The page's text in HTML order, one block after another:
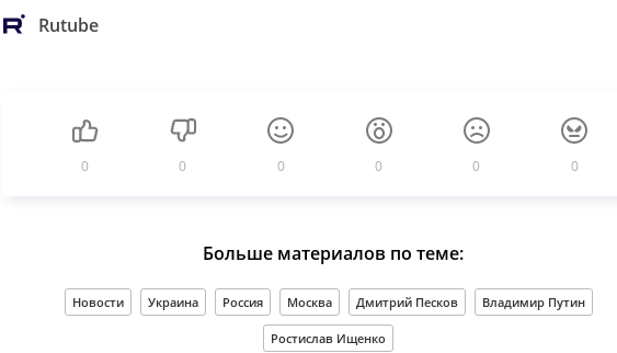
Rutube
0 0 0 0 0 0
Больше материалов по теме:
Новости Украина Россия Москва Дмитрий Песков Владимир Путин
Ростислав Ищенко